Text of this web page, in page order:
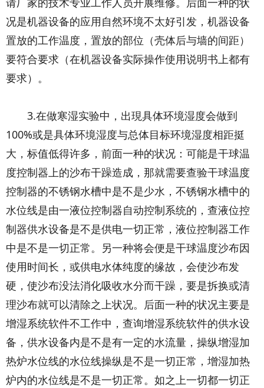
况是机器设备的应用自然环境不太好引发，机器设备
置放的工作温度，置放的部位（壳体后与墙的间距）
要符合要求（在机器设备实际操作使用说明书上都有
要求）。
3.在做寒湿实验中，出現具体环境湿度会做到
100%或是具体环境湿度与总体目标环境湿度相距挺
大，标值低得许多，前面一种的状况：可能是干球温
度控制器上的沙布干躁造成，那就需要查验干球温度
控制器的不锈钢水槽中是不是少水，不锈钢水槽中的
水位线是由一液位控制器自动控制系统的，查液位控
制器供水设备是不是供电一切正常，液位控制器工作
中是不是一切正常。另一种将会便是干球温度沙布因
使用时间长，或供电水体纯度的缘故，会使沙布发
硬，使沙布没法消化吸收水分而干躁，要是拆换或清
理沙布就可以清除之上状况。后面一种的状况主要是
增湿系统软件不工作中，查询增湿系统软件的供水设
备，供水设备内是不是有一定的水流量，操纵增湿加
热炉水位线的水位线操纵是不是一切正常，增湿加热
炉内的水位线是不是一切正常。如之上一切都一切正